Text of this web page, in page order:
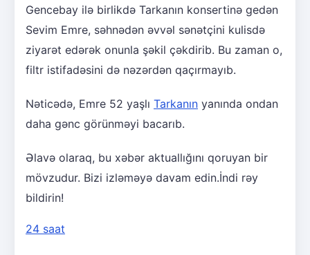
Gencebay ilə birlikdə Tarkanın konsertinə gedən
Sevim Emre, səhnədən əvvəl sənətçini kulisdə
ziyarət edərək onunla şəkil çəkdirib. Bu zaman o,
filtr istifadəsini də nəzərdən qaçırmayıb.
Nəticədə, Emre 52 yaşlı Tarkanın yanında ondan
daha gənc görünməyi bacarıb.
Əlavə olaraq, bu xəbər aktuallığını qoruyan bir
mövzudur. Bizi izləməyə davam edin.İndi rəy
bildirin!
24 saat